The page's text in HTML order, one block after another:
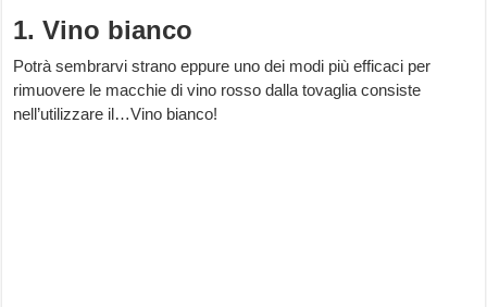
1. Vino bianco
Potrà sembrarvi strano eppure uno dei modi più efficaci per
rimuovere le macchie di vino rosso dalla tovaglia consiste
nell’utilizzare il…Vino bianco!